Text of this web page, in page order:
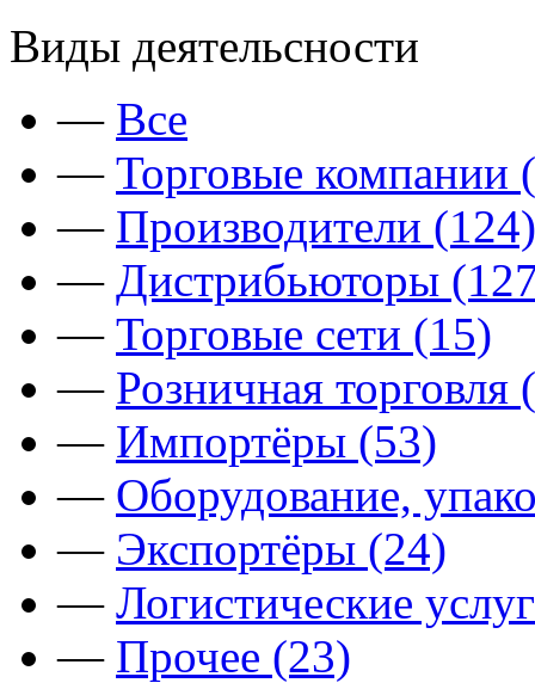
Виды деятельсности
— Все
— Торговые компании
— Производители (124)
— Дистрибьюторы
— Торговые сети (15)
— Розничная торговля
— Импортёры (53)
— Оборудование,
— Экспортёры (24)
— Логистические
— Прочее (23)